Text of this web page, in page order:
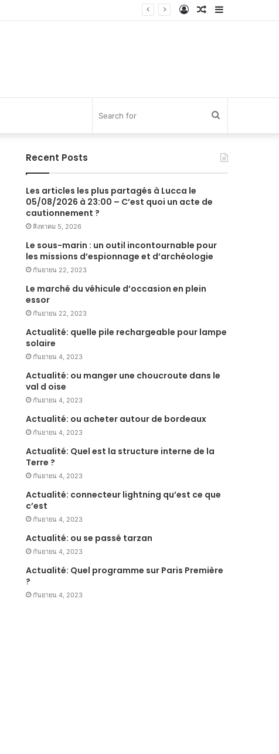
Sidebar
Random
Log
Recent Posts
Les articles les plus partagés à Lucca le
05/08/2026 à 23:00 – C’est quoi un acte de
cautionnement ?
สิงหาคม 5, 2026
Le sous-marin : un outil incontournable pour
les missions d’espionnage et d’archéologie
กันยายน 22, 2023
Le marché du véhicule d’occasion en plein
essor
กันยายน 22, 2023
Actualité: quelle pile rechargeable pour lampe
solaire
กันยายน 4, 2023
Actualité: ou manger une choucroute dans le
val d oise
กันยายน 4, 2023
Actualité: ou acheter autour de bordeaux
กันยายน 4, 2023
Actualité: Quel est la structure interne de la
Terre ?
กันยายน 4, 2023
Actualité: connecteur lightning qu’est ce que
c’est
กันยายน 4, 2023
Actualité: ou se passé tarzan
กันยายน 4, 2023
Actualité: Quel programme sur Paris Première
?
กันยายน 4, 2023